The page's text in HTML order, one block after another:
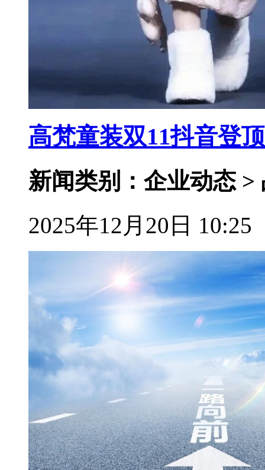
高梵童装双11抖音登
新闻类别：企业动态 >
2025年12月20日 10:25